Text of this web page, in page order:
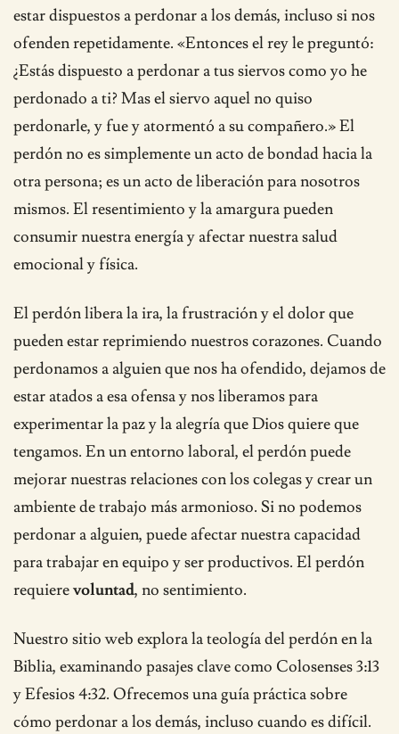
estar dispuestos a perdonar a los demás, incluso si nos
ofenden repetidamente. «Entonces el rey le preguntó:
¿Estás dispuesto a perdonar a tus siervos como yo he
perdonado a ti? Mas el siervo aquel no quiso
perdonarle, y fue y atormentó a su compañero.» El
perdón no es simplemente un acto de bondad hacia la
otra persona; es un acto de liberación para nosotros
mismos. El resentimiento y la amargura pueden
consumir nuestra energía y afectar nuestra salud
emocional y física.
El perdón libera la ira, la frustración y el dolor que
pueden estar reprimiendo nuestros corazones. Cuando
perdonamos a alguien que nos ha ofendido, dejamos de
estar atados a esa ofensa y nos liberamos para
experimentar la paz y la alegría que Dios quiere que
tengamos. En un entorno laboral, el perdón puede
mejorar nuestras relaciones con los colegas y crear un
ambiente de trabajo más armonioso. Si no podemos
perdonar a alguien, puede afectar nuestra capacidad
para trabajar en equipo y ser productivos. El perdón
requierevoluntad, no sentimiento.
Nuestro sitio web explora la teología del perdón en la
Biblia, examinando pasajes clave como Colosenses 3:13
y Efesios 4:32. Ofrecemos una guía práctica sobre
cómo perdonar a los demás, incluso cuando es difícil.